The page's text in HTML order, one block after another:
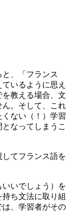
、「フランス
いるように思え
教える場合、文
。そして、これ
ない（！）学習
なってしまうこ
てフランス語を
いでしょう）を
ち文法に取り組
、学習者がその